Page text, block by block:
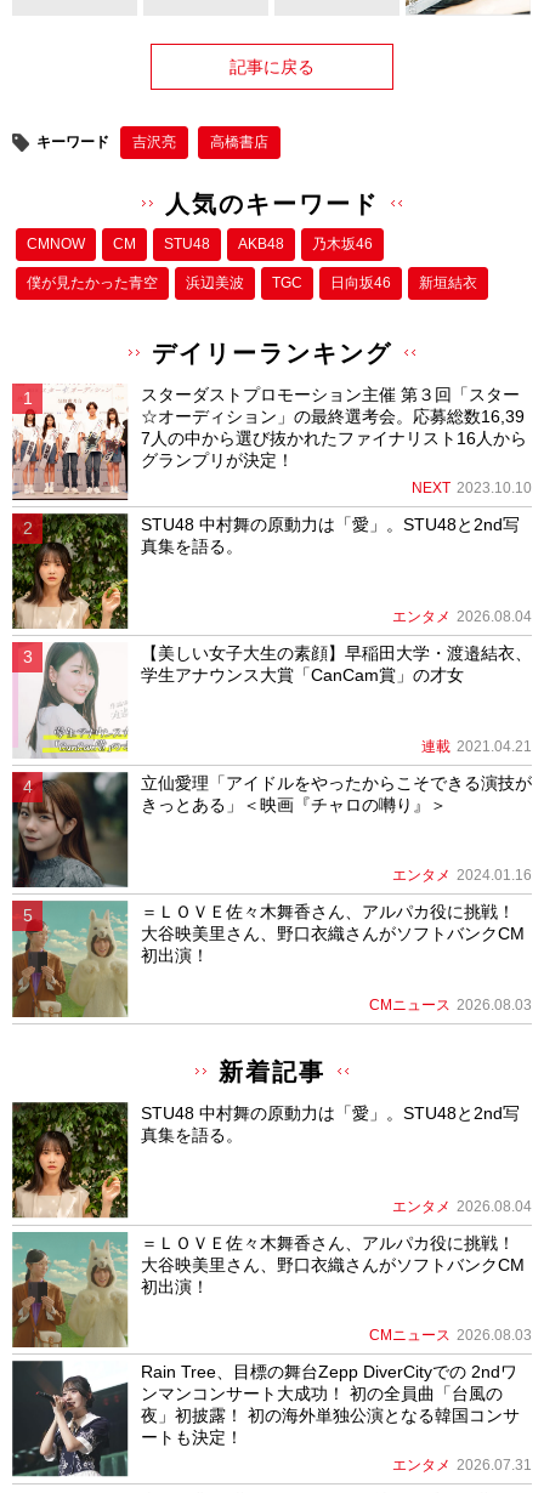
記事に戻る
キーワード 吉沢亮 高橋書店
人気のキーワード
CMNOW CM STU48 AKB48 乃木坂46
僕が⾒たかった⻘空 浜辺美波 TGC 日向坂46 新垣結衣
デイリーランキング
スターダストプロモーション主催 第３回「スター
☆オーディション」の最終選考会。応募総数16,39
7人の中から選び抜かれたファイナリスト16人から
グランプリが決定！
NEXT 2023.10.10
STU48 中村舞の原動力は「愛」。STU48と2nd写
真集を語る。
エンタメ 2026.08.04
【美しい女子大生の素顔】早稲田大学・渡邉結衣、
学生アナウンス大賞「CanCam賞」の才女
連載 2021.04.21
立仙愛理「アイドルをやったからこそできる演技が
きっとある」＜映画『チャロの囀り』＞
エンタメ 2024.01.16
＝ＬＯＶＥ佐々木舞香さん、アルパカ役に挑戦！
大谷映美里さん、野口衣織さんがソフトバンクCM
初出演！
CMニュース 2026.08.03
新着記事
STU48 中村舞の原動力は「愛」。STU48と2nd写
真集を語る。
エンタメ 2026.08.04
＝ＬＯＶＥ佐々木舞香さん、アルパカ役に挑戦！
大谷映美里さん、野口衣織さんがソフトバンクCM
初出演！
CMニュース 2026.08.03
Rain Tree、目標の舞台Zepp DiverCityでの 2ndワ
ンマンコンサート大成功！ 初の全員曲「台風の
夜」初披露！ 初の海外単独公演となる韓国コンサ
ートも決定！
エンタメ 2026.07.31